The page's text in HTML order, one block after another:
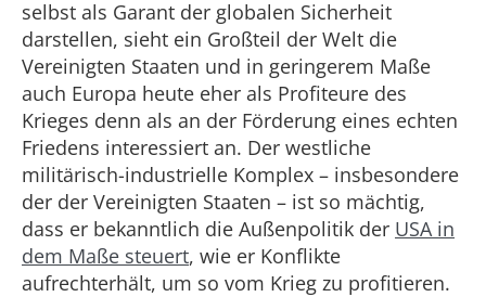
selbst als Garant der globalen Sicherheit
darstellen, sieht ein Großteil der Welt die
Vereinigten Staaten und in geringerem Maße
auch Europa heute eher als Profiteure des
Krieges denn als an der Förderung eines echten
Friedens interessiert an. Der westliche
militärisch-industrielle Komplex – insbesondere
der der Vereinigten Staaten – ist so mächtig,
dass er bekanntlich die Außenpolitik der USA in
dem Maße steuert, wie er Konflikte
aufrechterhält, um so vom Krieg zu profitieren.